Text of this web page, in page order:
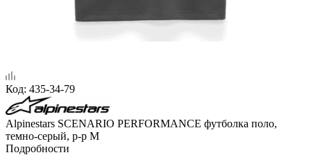
Код: 435-34-79
Alpinestars SCENARIO PERFORMANCE футболка поло,
темно-серый, р-р M
Подробности